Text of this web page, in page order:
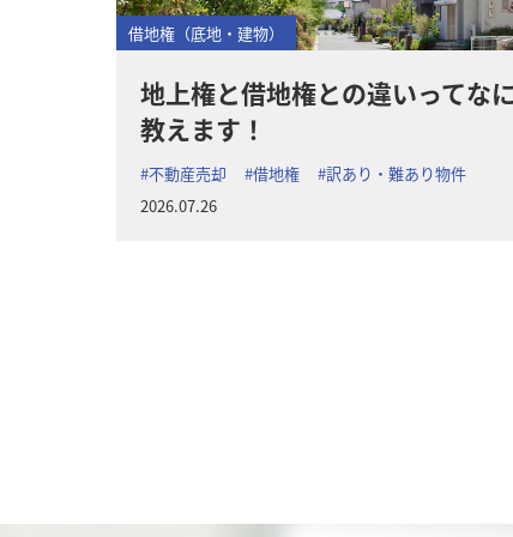
借地権（底地・建物）
地上権と借地権との違いってな
教えます！
#不動産売却 #借地権
#訳あり・難あり物件
2026.07.26